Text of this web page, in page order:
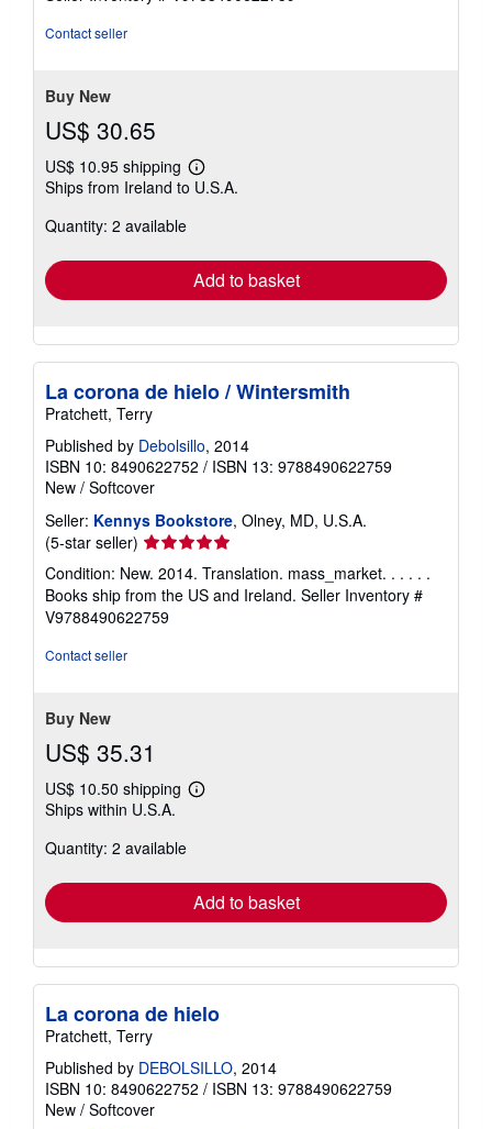
out
Contact seller
Buy New
US$ 30.65
US$ 10.95 shipping
Learn
more
Ships from Ireland to U.S.A.
Quantity: 2 available
Add to basket
La corona de hielo / Wintersmith
Pratchett, Terry
Published by Debolsillo, 2014
ISBN 10: 8490622752 / ISBN 13: 9788490622759
New / Softcover
Seller: Kennys Bookstore, Olney, MD, U.S.A.
(5-star seller) Seller
5
out
of
Condition: New. 2014. Translation. mass_market. . . . . .
Books ship from the US and Ireland. Seller Inventory #
V9788490622759
Contact seller
Buy New
US$ 35.31
US$ 10.50 shipping
Learn
Ships within U.S.A.
Quantity: 2 available
Add to basket
La corona de hielo
Pratchett, Terry
Published by DEBOLSILLO, 2014
ISBN 10: 8490622752 / ISBN 13: 9788490622759
New / Softcover